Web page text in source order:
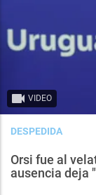
VIDEO
DESPEDIDA
Orsi fue al
ausencia deja